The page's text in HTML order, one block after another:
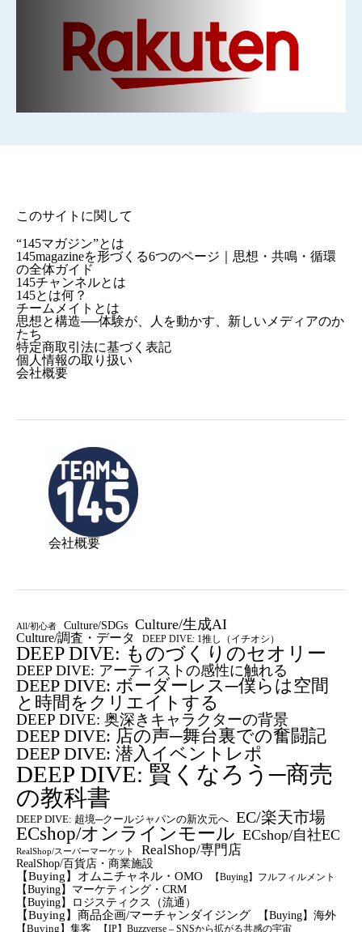
このサイトに関して
“145マガジン”とは
145magazineを形づくる6つのページ｜思想・共鳴・循環
の全体ガイド
145チャンネルとは
145とは何？
チームメイトとは
思想と構造──体験が、人を動かす、新しいメディアのか
たち
特定商取引法に基づく表記
個人情報の取り扱い
会社概要
会社概要
All/初心者 Culture/SDGs Culture/生成AI
Culture/調査・データ DEEP DIVE: 1推し（イチオシ）
DEEP DIVE: ものづくりのセオリー
DEEP DIVE: アーティストの感性に触れる
DEEP DIVE: ボーダーレス─僕らは空間
と時間をクリエイトする
DEEP DIVE: 奥深きキャラクターの背景
DEEP DIVE: 店の声─舞台裏での奮闘記
DEEP DIVE: 潜入イベントレポ
DEEP DIVE: 賢くなろう─商売
の教科書
DEEP DIVE: 超境─クールジャパンの新次元へ EC/楽天市場
ECshop/オンラインモール ECshop/自社EC
RealShop/スーパーマーケット RealShop/専門店
RealShop/百貨店・商業施設
【Buying】オムニチャネル・OMO
【Buying】フルフィルメント
【Buying】マーケティング・CRM
【buying】ロジスティクス（流通）
【Buying】商品企画/マーチャンダイジング 【Buying】海外
【Buying】集客 【IP】Buzzverse – SNSから拡がる共感の宇宙